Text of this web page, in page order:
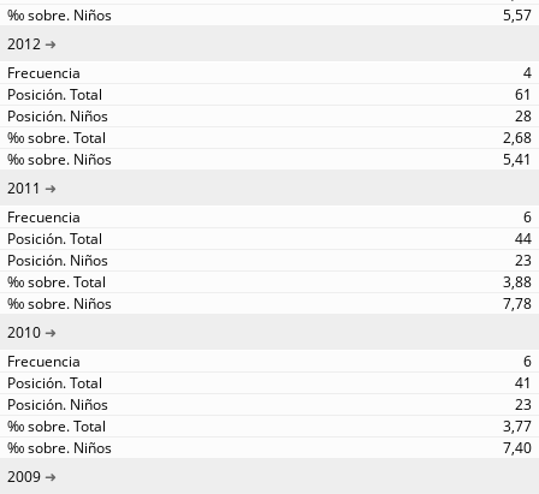
5,57
2012
4
61
28
2,68
5,41
2011
6
44
23
3,88
7,78
2010
6
41
23
3,77
7,40
2009